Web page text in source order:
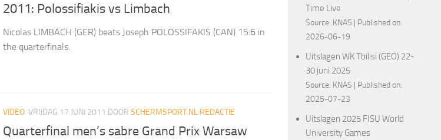
2011: Polossifiakis vs Limbach
Nicolas LIMBACH (GER) beats Joseph POLOSSIFAKIS (CAN) 15:6 in
the quarterfinals.
VIDEO VRIJDAG 17 JUNI 2011 DOOR SCHERMSPORT.NL REDACTIE
Quarterfinal men’s sabre Grand Prix Warsaw
Time Live
Source: KNAS
Published on:
2026-06-19
Uitslagen WK Tbilisi (GEO) 22-
30 juni 2025
Source: KNAS
Published on:
2025-07-23
Uitslagen 2025 FISU World
University Games